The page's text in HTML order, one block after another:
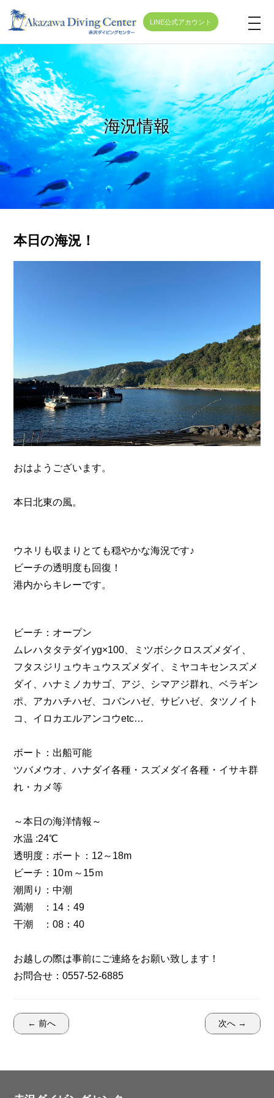
LINE公式アカウント
t
o
g
e
n
a
v
o
海況情報
本日の海況！
おはようございます。
本日北東の風。
ウネリも収まりとても穏やかな海況です♪
ビーチの透明度も回復！
港内からキレーです。
ビーチ：オープン
ムレハタタテダイyg×100、ミツボシクロスズメダイ、
フタスジリュウキュウスズメダイ、ミヤコキセンスズメ
ダイ、ハナミノカサゴ、アジ、シマアジ群れ、ベラギン
ポ、アカハチハゼ、コバンハゼ、サビハゼ、タツノイト
コ、イロカエルアンコウetc…
ボート：出船可能
ツバメウオ、ハナダイ各種・スズメダイ各種・イサキ群
れ・カメ等
～本日の海洋情報～
水温 :24℃
透明度：ボート：12～18m
ビーチ：10ｍ～15ｍ
潮周り：中潮
満潮 ：14：49
干潮 ：08：40
お越しの際は事前にご連絡をお願い致します！
お問合せ：0557-52-6885
← 前へ 次へ →